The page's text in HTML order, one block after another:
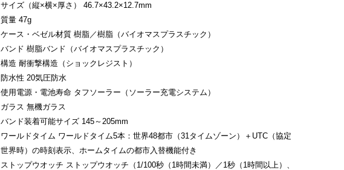
サイズ（縦×横×厚さ） 46.7×43.2×12.7mm
質量 47g
ケース・ベゼル材質 樹脂／樹脂（バイオマスプラスチック）
バンド 樹脂バンド（バイオマスプラスチック）
構造 耐衝撃構造（ショックレジスト）
防水性 20気圧防水
使用電源・電池寿命 タフソーラー（ソーラー充電システム）
ガラス 無機ガラス
バンド装着可能サイズ 145～205mm
ワールドタイム ワールドタイム5本：世界48都市（31タイムゾーン）＋UTC（協定
世界時）の時刻表示、ホームタイムの都市入替機能付き
ストップウオッチ ストップウオッチ（1/100秒（1時間未満）／1秒（1時間以上）、